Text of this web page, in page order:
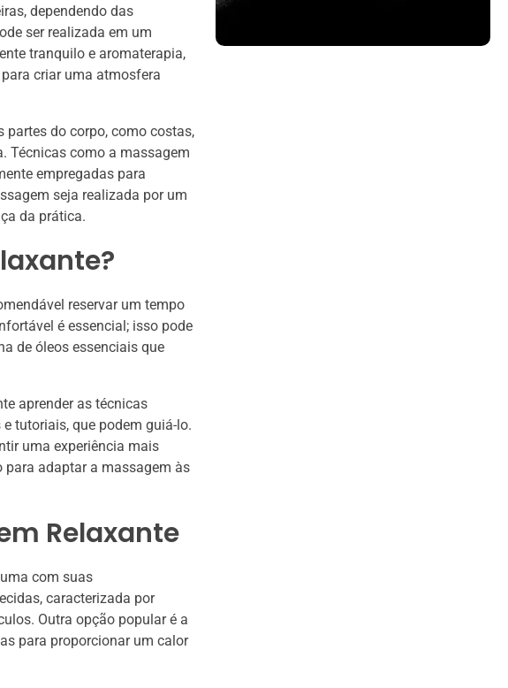
dependendo das
ser realizada em um
tranquilo e aromaterapia,
criar uma atmosfera
partes do corpo, como costas,
Técnicas como a massagem
empregadas para
seja realizada por um
da prática.
reservar um tempo
é essencial; isso pode
de óleos essenciais que
aprender as técnicas
tutoriais, que podem guiá-lo.
uma experiência mais
para adaptar a massagem às
Relaxante
com suas
caracterizada por
Outra opção popular é a
para proporcionar um calor